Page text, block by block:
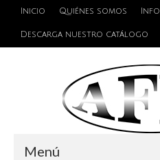
Inicio Quiénes somos Info
Descarga nuestro catálogo
Menú